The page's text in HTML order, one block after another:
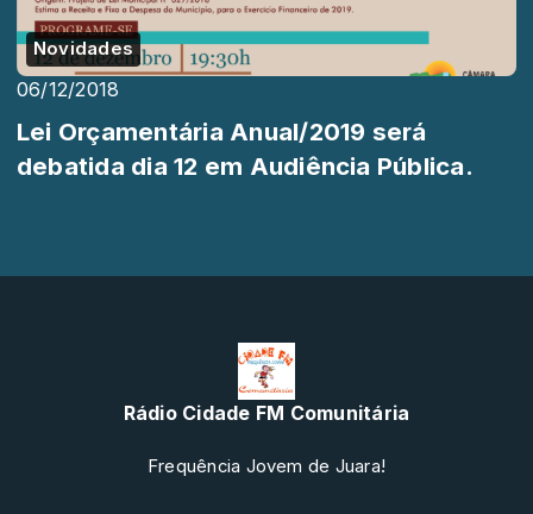
Novidades
06/12/2018
Lei Orçamentária Anual/2019 será
debatida dia 12 em Audiência Pública.
Rádio Cidade FM Comunitária
Frequência Jovem de Juara!